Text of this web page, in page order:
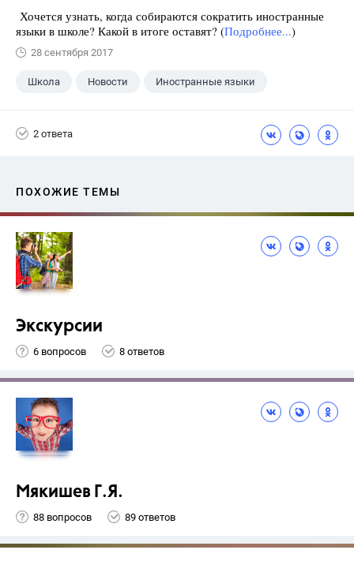
Хочется узнать, когда собираются сократить иностранные
языки в школе? Какой в итоге оставят? (Подробнее...)
28 сентября 2017
Школа Новости Иностранные языки
2 ответа
ПОХОЖИЕ ТЕМЫ
Экскурсии
6 вопросов 8 ответов
Мякишев Г.Я.
88 вопросов 89 ответов